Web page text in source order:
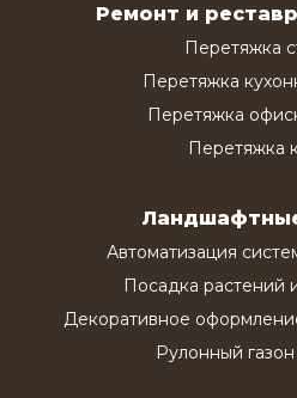
Ремонт и
Перетяжка
Перетяжка
Перетяжка
Перетяжка
Автоматизация
Посадка растений
Декоративное
Рулонный